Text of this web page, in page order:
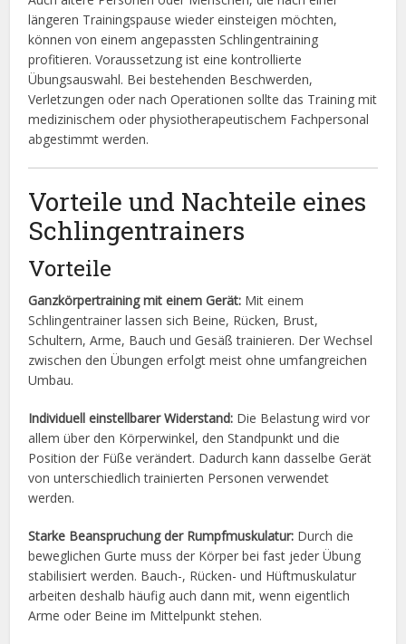
längeren Trainingspause wieder einsteigen möchten,
können von einem angepassten Schlingentraining
profitieren. Voraussetzung ist eine kontrollierte
Übungsauswahl. Bei bestehenden Beschwerden,
Verletzungen oder nach Operationen sollte das Training mit
medizinischem oder physiotherapeutischem Fachpersonal
abgestimmt werden.
Vorteile und Nachteile eines
Schlingentrainers
Vorteile
Ganzkörpertraining mit einem Gerät: Mit einem
Schlingentrainer lassen sich Beine, Rücken, Brust,
Schultern, Arme, Bauch und Gesäß trainieren. Der Wechsel
zwischen den Übungen erfolgt meist ohne umfangreichen
Umbau.
Individuell einstellbarer Widerstand: Die Belastung wird vor
allem über den Körperwinkel, den Standpunkt und die
Position der Füße verändert. Dadurch kann dasselbe Gerät
von unterschiedlich trainierten Personen verwendet
werden.
Starke Beanspruchung der Rumpfmuskulatur: Durch die
beweglichen Gurte muss der Körper bei fast jeder Übung
stabilisiert werden. Bauch-, Rücken- und Hüftmuskulatur
arbeiten deshalb häufig auch dann mit, wenn eigentlich
Arme oder Beine im Mittelpunkt stehen.